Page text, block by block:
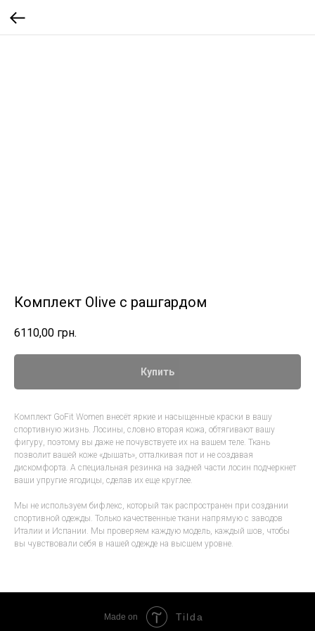
Комплект Olive с рашгардом
6110,00 грн.
Купить
Комплект GoFit Women внесёт яркие и насыщенные краски в вашу
спортивную жизнь. Лосины, словно вторая кожа, обтягивают вашу
фигуру, поэтому вы даже не почувствуете их на вашем теле. Ткань
позволит вашей коже «дышать», отталкивая пот и не создавая
дискомфорта. А специальная резинка на задней части лосин подчеркнет
ваши упругие ягодицы, сделав их еще круглее.
Мы не используем бифлекс, который так распространен при создании
спортивной одежды. Только качественные ткани напрямую с заводов
Италии и Испании. Мы проверяем каждую модель, каждый шов, чтобы
вы чувствовали себя в нашей одежде на высшем уровне.
Made on Tilda